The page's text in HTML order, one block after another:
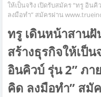
ให้เป็นจริง เปิดรับสมัคร “ทรู อิน
ลงมือทำ” สมัครผ่าน
ทรู เดินหน้าสาน
สร้างธุรกิจให้เป็
อินคิวบ์ รุ่น 2” ภ
คิด ลงมือทำ” สมั